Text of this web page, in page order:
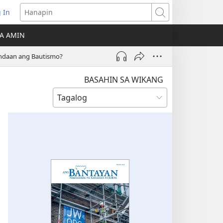
In
Hanapin
AMIN
ang Bautismo?
BASAHIN SA WIKANG